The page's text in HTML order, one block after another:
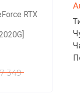
RTX
349